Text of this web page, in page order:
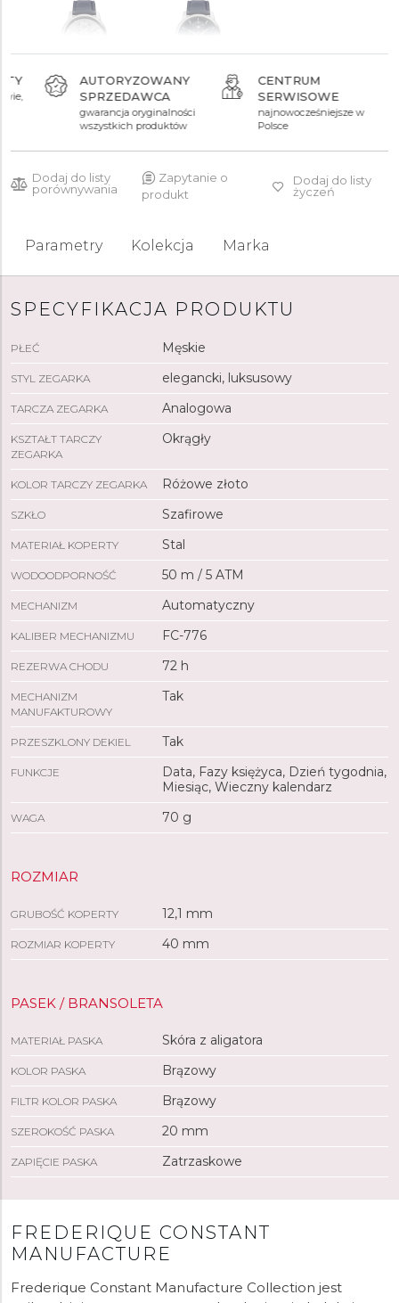
45 790 zł 45 790 zł
AUTORYZOWANY
SPRZEDAWCA
gwarancja oryginalności
wszystkich produktów
CENTRUM
SERWISOWE
najnowocześniejsze w
Dodaj do listy
porównywania
Zapytanie o
produkt
Dodaj do listy
życzeń
Parametry Kolekcja Marka
SPECYFIKACJA PRODUKTU
PŁEĆ Męskie
STYL ZEGARKA elegancki, luksusowy
TARCZA ZEGARKA Analogowa
KSZTAŁT TARCZY
ZEGARKA
Okrągły
KOLOR TARCZY ZEGARKA Różowe złoto
SZKŁO Szafirowe
MATERIAŁ KOPERTY Stal
WODOODPORNOŚĆ 50 m / 5 ATM
MECHANIZM Automatyczny
KALIBER MECHANIZMU FC-776
REZERWA CHODU 72 h
MECHANIZM
MANUFAKTUROWY
Tak
PRZESZKLONY DEKIEL Tak
FUNKCJE
Data, Fazy księżyca, Dzień tygodnia,
Miesiąc, Wieczny kalendarz
WAGA 70 g
ROZMIAR
GRUBOŚĆ KOPERTY 12,1 mm
ROZMIAR KOPERTY 40 mm
PASEK / BRANSOLETA
MATERIAŁ PASKA Skóra z aligatora
KOLOR PASKA Brązowy
FILTR KOLOR PASKA Brązowy
SZEROKOŚĆ PASKA 20 mm
ZAPIĘCIE PASKA Zatrzaskowe
FREDERIQUE CONSTANT
MANUFACTURE
Frederique Constant Manufacture Collection jest